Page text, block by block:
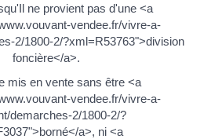
ne provient pas d'une <a
vendee.fr/vivre-a-
2/1800-2/?xml=R53763">division
foncière</a>.
mis en vente sans être <a
vendee.fr/vivre-a-
demarches-2/1800-2/?
a>, ni <a